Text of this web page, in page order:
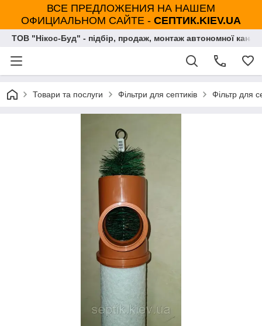
ВСЕ ПРЕДЛОЖЕНИЯ НА НАШЕМ
ОФИЦИАЛЬНОМ САЙТЕ - СЕПТИК.KIEV.UA
ТОВ "Нікос-Буд" - підбір, продаж, монтаж автономної
Товари та послуги Фільтри для септиків Фільтр для